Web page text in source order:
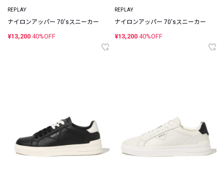
REPLAY
ナイロンアッパー 70'sスニーカー
¥13,200 40%OFF
REPLAY
ナイロンアッパー 70'sスニーカー
¥13,200 40%OFF